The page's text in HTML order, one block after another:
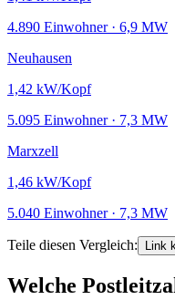
4.890 Einwohner · 6,9 MW
Neuhausen
1,42 kW/Kopf
5.095 Einwohner · 7,3 MW
Marxzell
1,46 kW/Kopf
5.040 Einwohner · 7,3 MW
Teile diesen Vergleich: Link
Welche